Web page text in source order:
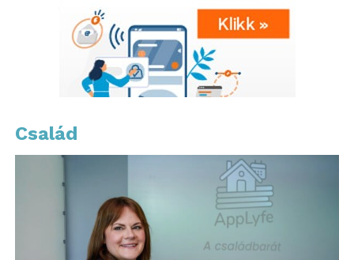
validálhatók, a döntések megalapozottabbá válnak,
és a fejlesztési folyamat átláthatóbb lesz. Az additív
gyártás nemcsak technológiai újítás, hanem
stratégiai eszköz is a versenyképesség növelésére.
előnyöket hozhatna a 3D nyomtatás integrálása a
tervezési folyamatba? A tapasztalatok azt mutatják,
hogy a jövő csomagolási megoldásai már most
formálódnak – és ebben a technológia
kulcsszerepet játszik.
További friss híreket talál a
www.sziamaci.hu
Család